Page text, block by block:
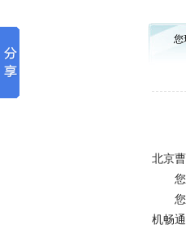
您
北京
您
您
机畅